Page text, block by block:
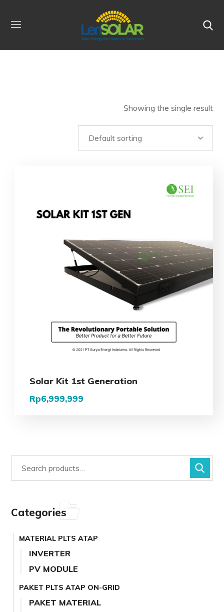
Showing the single result
Solar Kit 1st Generation
Rp6,999,999
Categories
MATERIAL PLTS ATAP
INVERTER
PV MODULE
PAKET PLTS ATAP ON-GRID
PAKET MATERIAL